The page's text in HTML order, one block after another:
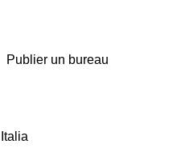
Publier un bureau
Italia